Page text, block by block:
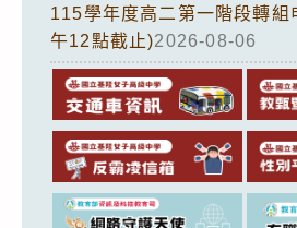
115學年度高二第一階段轉組
午12點截止)2026-08-06